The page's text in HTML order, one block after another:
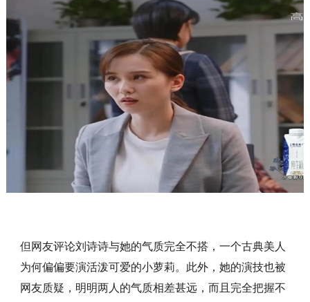
但网友评论刘诗诗与她的气质完全不搭，一个古典美人
为何偏偏要演活泼可爱的小萝莉。此外，她的演技也被
网友质疑，明明两人的气质相差甚远，而且完全把握不